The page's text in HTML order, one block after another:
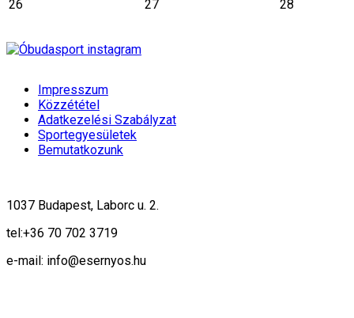
26 27 28
Impresszum
Közzététel
Adatkezelési Szabályzat
Sportegyesületek
Bemutatkozunk
1037 Budapest, Laborc u. 2.
tel:+36 70 702 3719
e-mail: info@esernyos.hu